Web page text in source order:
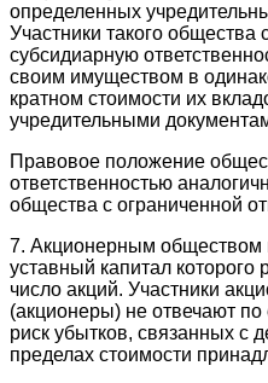
определенных
Участники такого общества
субсидиарную
своим имуществом в
кратном стоимости их
учредительными
Правовое положение
ответственностью
общества с ограниченной
7. Акционерным обществом
уставный капитал
число акций. Участники
(акционеры) не отвечают по
риск убытков, связанных с
пределах стоимости